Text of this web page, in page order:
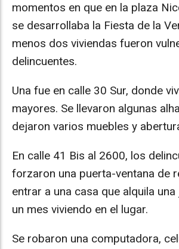
momentos en que en la plaza
se desarrollaba la Fiesta de la
menos dos viviendas fueron
delincuentes.
Una fue en calle 30 Sur, donde
mayores. Se llevaron algunas
dejaron varios muebles y
En calle 41 Bis al 2600, los
forzaron una puerta-ventana de
entrar a una casa que alquila
un mes viviendo en el lugar.
Se robaron una computadora,